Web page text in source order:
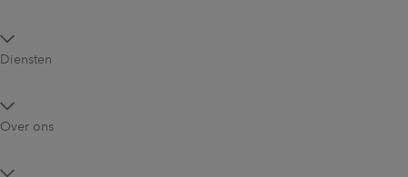
Diensten
Over ons